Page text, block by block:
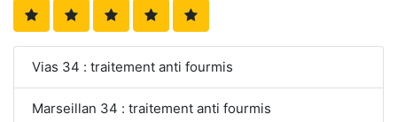
Vias 34 : traitement anti fourmis
Marseillan 34 : traitement anti fourmis